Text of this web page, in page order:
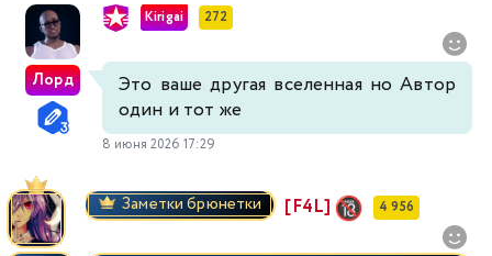
Лорд
Kirigai 272
Это ваше другая вселенная но Автор
один и тот же
8 июня 2026 17:29
Заметки брюнетки [F4L] 4 956